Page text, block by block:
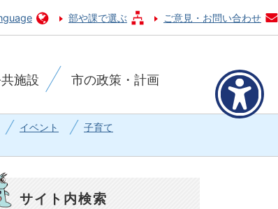
部や課で選ぶ ご意見・お問い合わせ
施設 市の政策・計画
イベント
子育て
サイト内検索